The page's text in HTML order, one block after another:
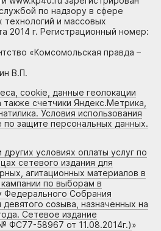
по надзору в сфере
технологий и массовых
2014 г. Регистрационный номер:
«Комсомольская правда –
В.П.
cookie, данные геолокации
также счетчики Яндекс.Метрика,
Условия использования
по защите персональных данных.
условиях оплаты услуг по
сетевого издания для
агитационных материалов в
по выборам в
Федерального Собрания
созыва, назначенных на
Сетевое издание
ФС77-58967 от 11.08.2014г.)»